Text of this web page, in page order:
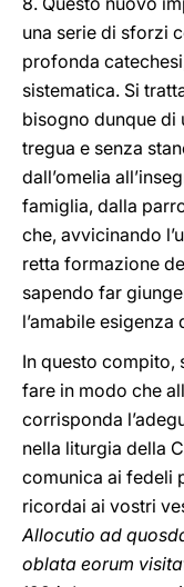
una serie di sforzi
profonda
sistematica. Si
bisogno dunque di
tregua e senza
dall’omelia
famiglia, dalla
che, avvicinando
retta formazione
sapendo far
l’amabile esigenza
In questo compito,
fare in modo che
corrisponda
nella liturgia della
comunica ai fedeli
ricordai ai vostri
Allocutio ad
oblata eorum